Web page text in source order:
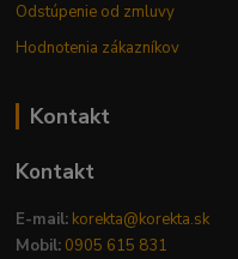
Odstúpenie od zmluvy
Hodnotenia zákazníkov
Kontakt
Kontakt
E-mail: korekta@korekta.sk
Mobil: 0905 615 831